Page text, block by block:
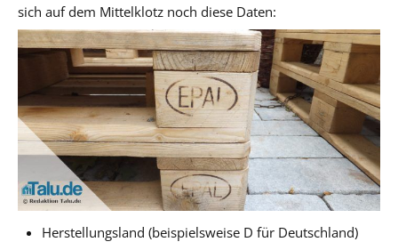
sich auf dem Mittelklotz noch diese Daten:
Herstellungsland (beispielsweise D für Deutschland)